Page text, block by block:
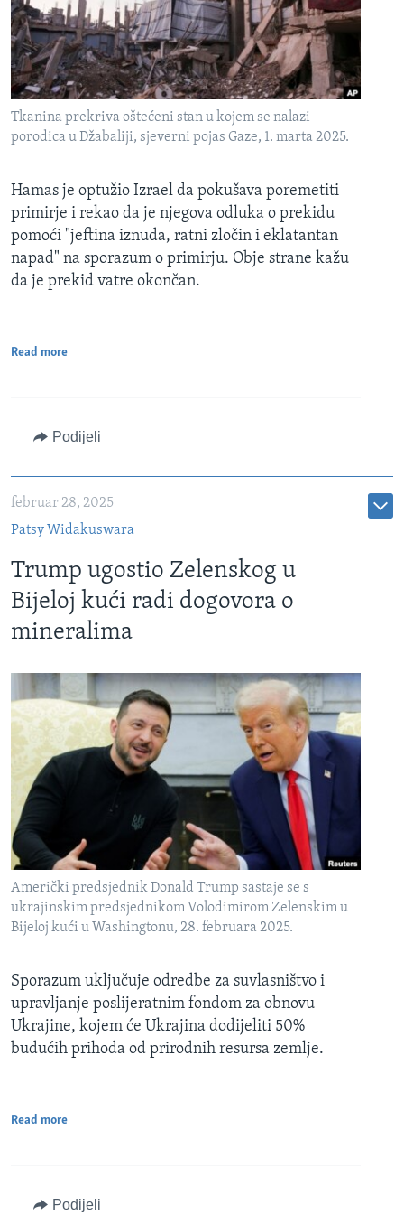
Tkanina prekriva oštećeni stan u kojem se nalazi
porodica u Džabaliji, sjeverni pojas Gaze, 1. marta 2025.
Hamas je optužio Izrael da pokušava poremetiti
primirje i rekao da je njegova odluka o prekidu
pomoći "jeftina iznuda, ratni zločin i eklatantan
napad" na sporazum o primirju. Obje strane kažu
da je prekid vatre okončan.
Read more
Podijeli
februar 28, 2025
Patsy Widakuswara
Trump ugostio Zelenskog u
Bijeloj kući radi dogovora o
mineralima
Američki predsjednik Donald Trump sastaje se s
ukrajinskim predsjednikom Volodimirom Zelenskim u
Bijeloj kući u Washingtonu, 28. februara 2025.
Sporazum uključuje odredbe za suvlasništvo i
upravljanje poslijeratnim fondom za obnovu
Ukrajine, kojem će Ukrajina dodijeliti 50%
budućih prihoda od prirodnih resursa zemlje.
Read more
Podijeli